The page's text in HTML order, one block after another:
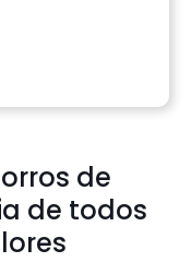
de
de todos